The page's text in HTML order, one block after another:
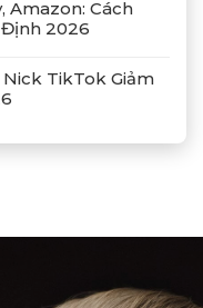
Amazon: Cách
Định 2026
TikTok Giảm